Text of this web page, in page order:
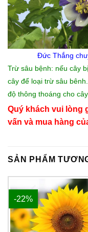
Đức Thắng
Trừ sâu bệnh: nếu cây
cây để loại trừ sâu
độ thông thoáng cho
Quý khách vui lòng
vấn và mua hàng
SẢN PHẨM
-22%